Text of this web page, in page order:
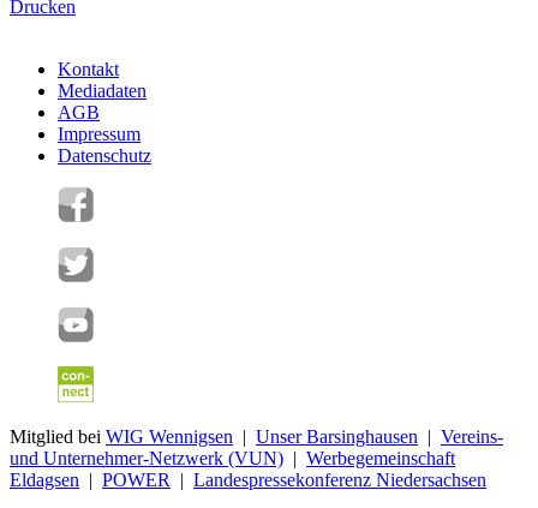
Drucken
Kontakt
Mediadaten
AGB
Impressum
Datenschutz
Mitglied bei WIG Wennigsen | Unser Barsinghausen | Vereins-
und Unternehmer-Netzwerk (VUN) | Werbegemeinschaft
Eldagsen | POWER | Landespressekonferenz Niedersachsen